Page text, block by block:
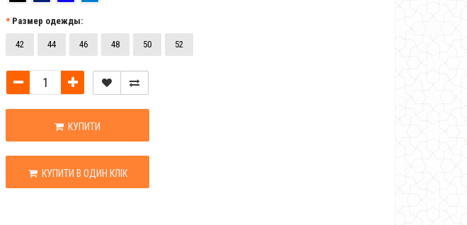
Размер одежды:
42 44 46 48 50 52
КУПИТИ
КУПИТИ В ОДИН КЛІК